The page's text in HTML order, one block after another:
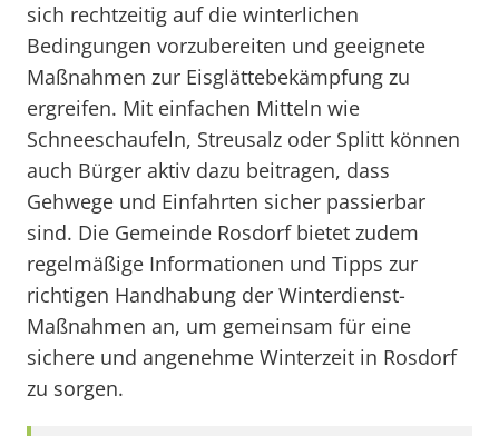
sich rechtzeitig auf die winterlichen
Bedingungen vorzubereiten und geeignete
Maßnahmen zur Eisglättebekämpfung zu
ergreifen. Mit einfachen Mitteln wie
Schneeschaufeln, Streusalz oder Splitt können
auch Bürger aktiv dazu beitragen, dass
Gehwege und Einfahrten sicher passierbar
sind. Die Gemeinde Rosdorf bietet zudem
regelmäßige Informationen und Tipps zur
richtigen Handhabung der Winterdienst-
Maßnahmen an, um gemeinsam für eine
sichere und angenehme Winterzeit in Rosdorf
zu sorgen.